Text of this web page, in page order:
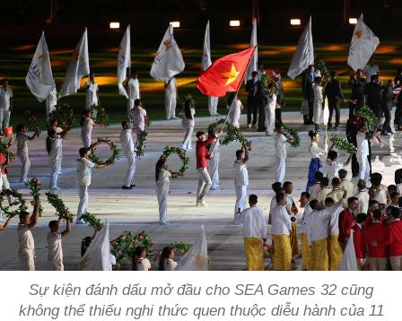
Sự kiện đánh dấu mở đầu cho SEA Games 32 cũng
không thể thiếu nghi thức quen thuộc diễu hành của 11